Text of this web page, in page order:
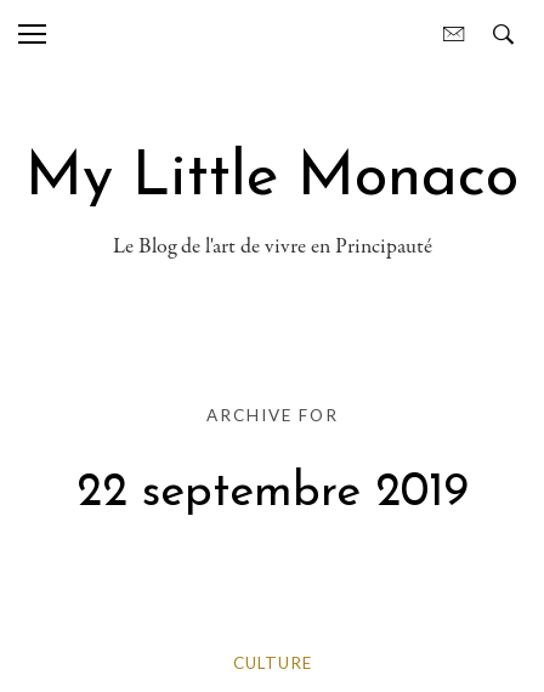
My Little Monaco
Le Blog de l'art de vivre en Principauté
ARCHIVE FOR
22 septembre 2019
CULTURE